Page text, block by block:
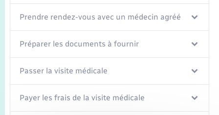
Prendre rendez-vous avec un médecin agréé
Préparer les documents à fournir
Passer la visite médicale
Payer les frais de la visite médicale